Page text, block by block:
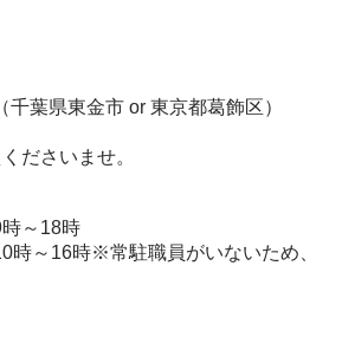
葉県東金市 or 東京都葛飾区）
ださいませ。
～18時
時～16時※常駐職員がいないため、